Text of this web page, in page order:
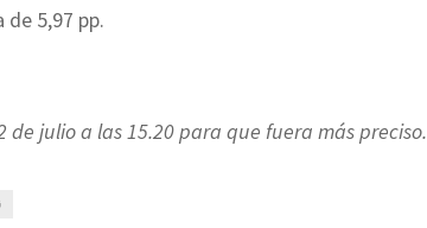
de 5,97 pp.
de julio a las 15.20 para que fuera más preciso.